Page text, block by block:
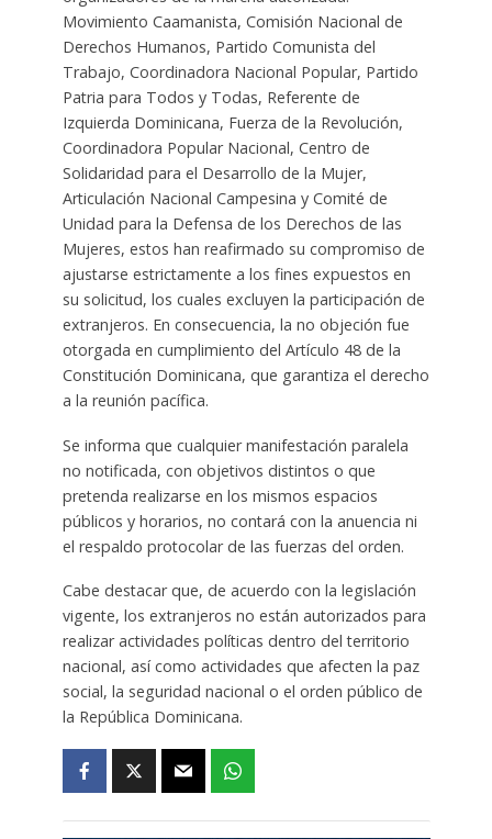
Movimiento Caamanista, Comisión Nacional de
Derechos Humanos, Partido Comunista del
Trabajo, Coordinadora Nacional Popular, Partido
Patria para Todos y Todas, Referente de
Izquierda Dominicana, Fuerza de la Revolución,
Coordinadora Popular Nacional, Centro de
Solidaridad para el Desarrollo de la Mujer,
Articulación Nacional Campesina y Comité de
Unidad para la Defensa de los Derechos de las
Mujeres, estos han reafirmado su compromiso de
ajustarse estrictamente a los fines expuestos en
su solicitud, los cuales excluyen la participación de
extranjeros. En consecuencia, la no objeción fue
otorgada en cumplimiento del Artículo 48 de la
Constitución Dominicana, que garantiza el derecho
a la reunión pacífica.
Se informa que cualquier manifestación paralela
no notificada, con objetivos distintos o que
pretenda realizarse en los mismos espacios
públicos y horarios, no contará con la anuencia ni
el respaldo protocolar de las fuerzas del orden.
Cabe destacar que, de acuerdo con la legislación
vigente, los extranjeros no están autorizados para
realizar actividades políticas dentro del territorio
nacional, así como actividades que afecten la paz
social, la seguridad nacional o el orden público de
la República Dominicana.